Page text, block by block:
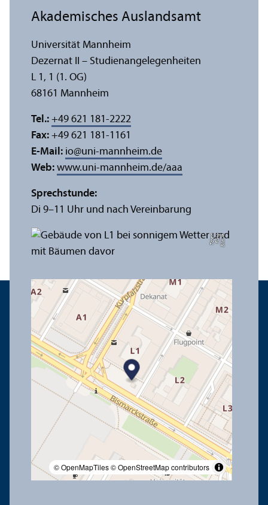
Bil
d:
Y
e
F
u
n
g
T
c
h
e
n
© OpenMapTiles© OpenStreetMap contributors
Akademisches Auslands­amt
Universität Mannheim
Dezernat II – Studien­angelegenheiten
L 1, 1 (1. OG)
68161 Mannheim
Tel.: +49 621 181-2222
Fax: +49 621 181-1161
E-Mail: io@uni-mannheim.de
Web: www.uni-mannheim.de/aaa
Sprechstunde:
Di 9–11 Uhr und nach Vereinbarung